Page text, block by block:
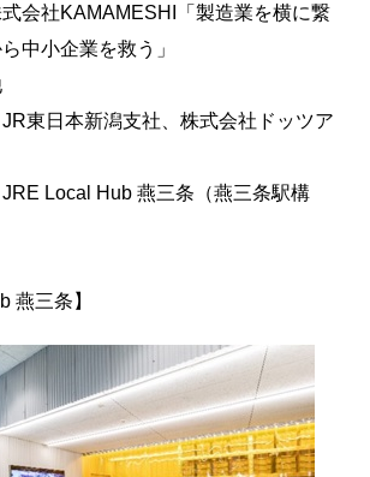
「製造業を横に繋
中小企業を救う」
本新潟支社、株式会社ドッツア
Hub 燕三条（燕三条駅構
燕三条】